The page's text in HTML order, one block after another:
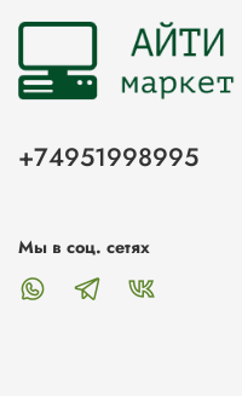
+74951998995
Мы в соц. сетях